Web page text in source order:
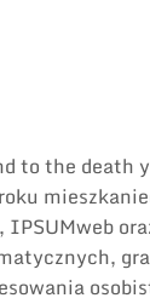
to the death